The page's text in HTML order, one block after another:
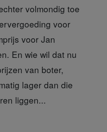
volmondig toe
voor
voor Jan
En wie wil dat nu
van boter,
lager dan die
liggen...